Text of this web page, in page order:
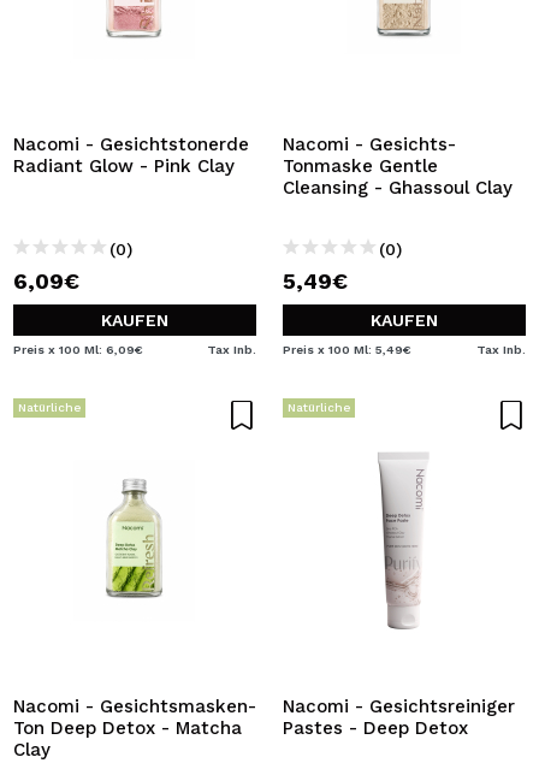
Nacomi - Gesichtstonerde
Radiant Glow - Pink Clay
(0)
6,09€
KAUFEN
Preis x 100 Ml: 6,09€ Tax Inb.
Nacomi - Gesichts-
Tonmaske Gentle
Cleansing - Ghassoul Clay
(0)
5,49€
KAUFEN
Preis x 100 Ml: 5,49€ Tax Inb.
Natürliche
Nacomi - Gesichtsmasken-
Ton Deep Detox - Matcha
Clay
Natürliche
Nacomi - Gesichtsreiniger
Pastes - Deep Detox